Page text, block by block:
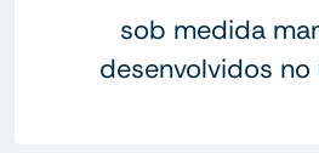
sob medida
desenvolvidos